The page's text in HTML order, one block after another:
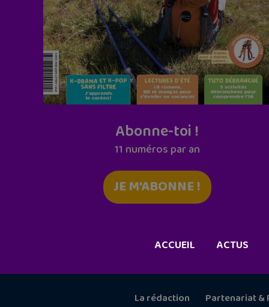
Abonne-toi !
11 numéros par an
JE M'ABONNE !
ACCUEIL ACTUS
La rédaction Partenariat &